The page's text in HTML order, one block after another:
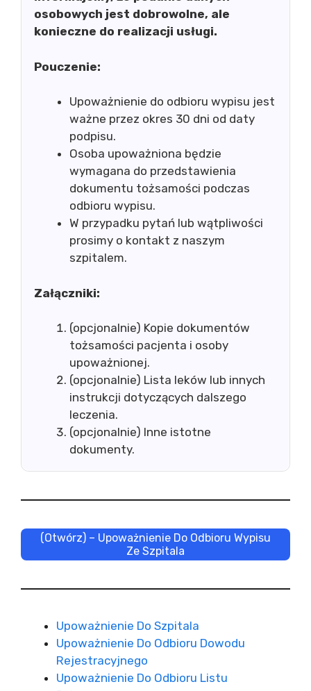
osobowych jest dobrowolne, ale
konieczne do realizacji usługi.
Pouczenie:
Upoważnienie do odbioru wypisu jest
ważne przez okres 30 dni od daty
podpisu.
Osoba upoważniona będzie
wymagana do przedstawienia
dokumentu tożsamości podczas
odbioru wypisu.
W przypadku pytań lub wątpliwości
prosimy o kontakt z naszym
szpitalem.
Załączniki:
(opcjonalnie) Kopie dokumentów
tożsamości pacjenta i osoby
upoważnionej.
(opcjonalnie) Lista leków lub innych
instrukcji dotyczących dalszego
leczenia.
(opcjonalnie) Inne istotne
dokumenty.
(Otwórz) – Upoważnienie Do Odbioru Wypisu
Ze Szpitala
Upoważnienie Do Szpitala
Upoważnienie Do Odbioru Dowodu
Rejestracyjnego
Upoważnienie Do Odbioru Listu